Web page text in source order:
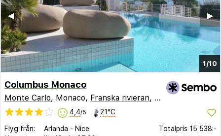
1/10
▶︎
◀︎
Columbus Monaco
Monte Carlo, Monaco, Franska rivieran, Frankrike
4,4/5 21°C
Flyg från: Arlanda - Nice
Totalpris 15 538:-